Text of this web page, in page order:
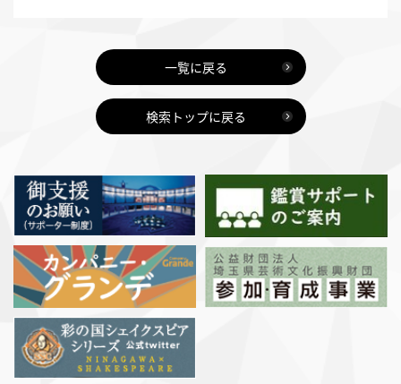
一覧に戻る
検索トップに戻る